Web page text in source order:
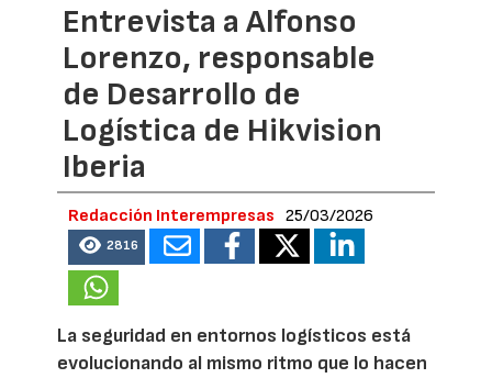
Entrevista a Alfonso
Lorenzo, responsable
de Desarrollo de
Logística de Hikvision
Iberia
Redacción Interempresas 25/03/2026
2816
La seguridad en entornos logísticos está
evolucionando al mismo ritmo que lo hacen